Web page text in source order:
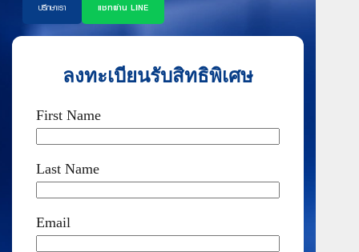
ปรึกษาเรา
แชทผ่าน LINE
ลงทะเบียนรับสิทธิพิเศษ
First Name
Last Name
Email